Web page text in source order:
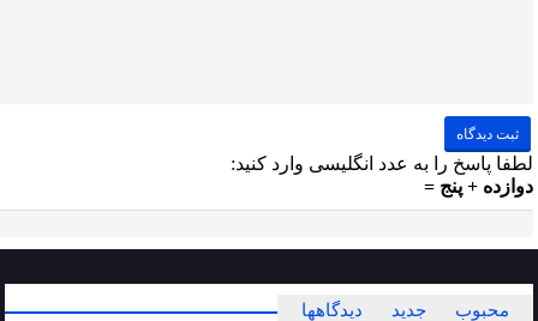
لطفا پاسخ را به عدد انگلیسی وارد کنید:
دوازده + پنج =
محبوب جدید دیدگاهها